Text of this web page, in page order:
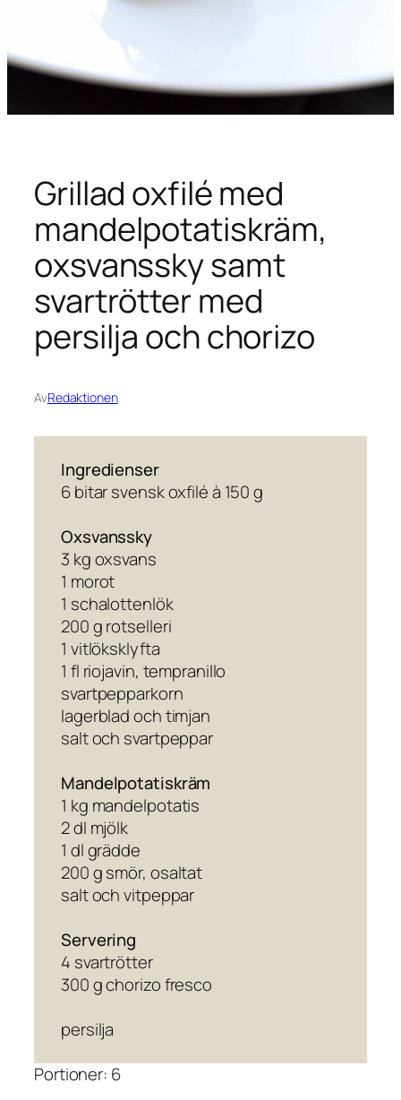
Grillad oxfilé med
mandelpotatiskräm,
oxsvanssky samt
svartrötter med
persilja och chorizo
AvRedaktionen
Ingredienser
6 bitar svensk oxfilé à 150 g
Oxsvanssky
3 kg oxsvans
1 morot
1 schalottenlök
200 g rotselleri
1 vitlöksklyfta
1 fl riojavin, tempranillo
svartpepparkorn
lagerblad och timjan
salt och svartpeppar
Mandelpotatiskräm
1 kg mandelpotatis
2 dl mjölk
1 dl grädde
200 g smör, osaltat
salt och vitpeppar
Servering
4 svartrötter
300 g chorizo fresco
persilja
Portioner: 6